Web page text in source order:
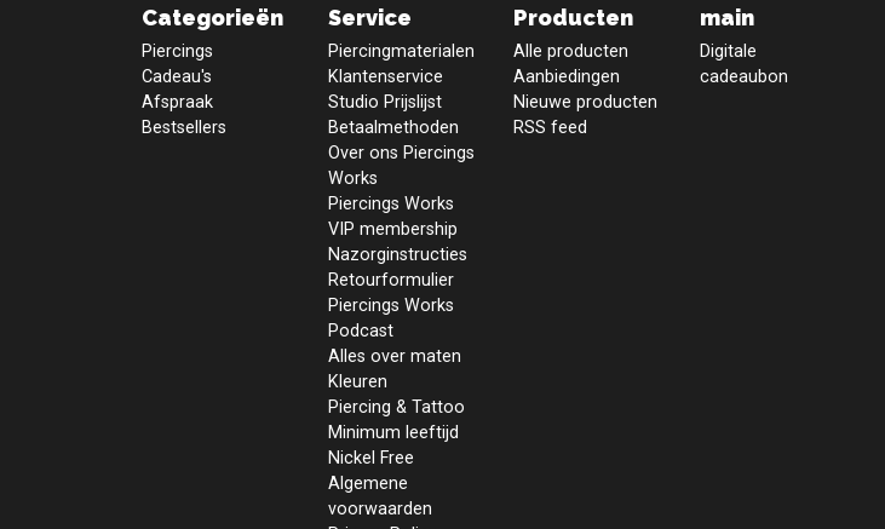
Categorieën
Piercings
Cadeau's
Afspraak
Bestsellers
Service
Piercingmaterialen
Klantenservice
Studio Prijslijst
Betaalmethoden
Over ons Piercings
Works
Piercings Works
VIP membership
Nazorginstructies
Retourformulier
Piercings Works
Podcast
Alles over maten
Kleuren
Piercing & Tattoo
Minimum leeftijd
Nickel Free
Algemene
voorwaarden
Producten
Alle producten
Aanbiedingen
Nieuwe producten
RSS feed
main
Digitale
cadeaubon